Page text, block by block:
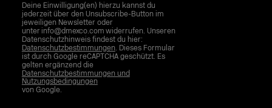
Deine Einwilligung(en) hierzu kannst du
jederzeit über den Unsubscribe-Button im
jeweiligen Newsletter oder
unter info@dmexco.com widerrufen. Unseren
Datenschutzhinweis findest du hier:
Datenschutzbestimmungen. Dieses Formular
ist durch Google reCAPTCHA geschützt. Es
gelten ergänzend die
Datenschutzbestimmungen und
Nutzungsbedingungen
von Google.